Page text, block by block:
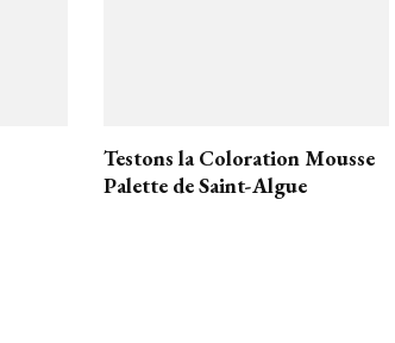
Testons la Coloration Mousse
Palette de Saint-Algue